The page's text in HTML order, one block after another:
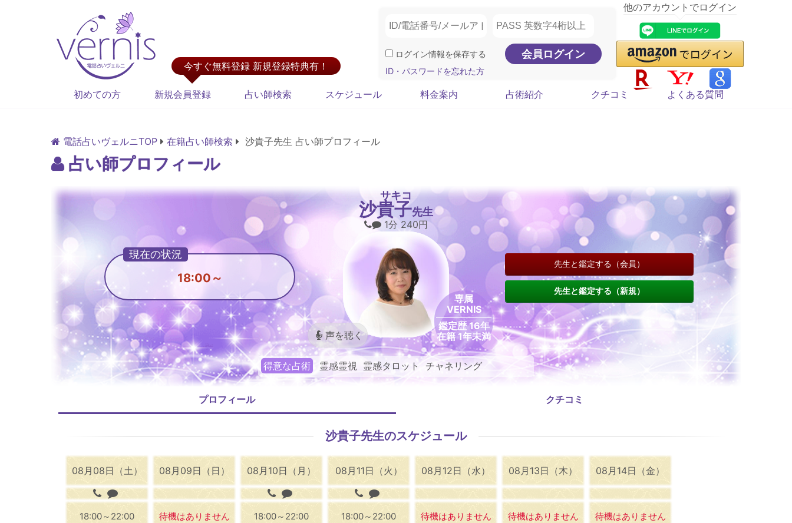
今すぐ無料登録 新規登録特典有！
ログイン情報を保存する
ID・パスワードを忘れた方
他のアカウントでログイン
初めての方 新規会員登録 占い師検索 スケジュール 料金案内 占術紹介 クチコミ よくある質問
電話占いヴェルニTOP 在籍占い師検索 沙貴子先生 占い師プロフィール
占い師プロフィール
サキコ
沙貴子先生
声を聴く
専属
VERNIS
鑑定歴 16年
在籍 1年未満
得意な占術 霊感霊視 霊感タロット チャネリング
1分 240円
18:00～
先生と鑑定する（会員）
先生と鑑定する（新規）
プロフィール クチコミ
沙貴子先生のスケジュール
08月08日（土）
18:00～22:00
08月09日（日）
待機はありません
08月10日（月）
18:00～22:00
08月11日（火）
18:00～22:00
08月12日（水）
待機はありません
08月13日（木）
待機はありません
08月14日（金）
待機はありません